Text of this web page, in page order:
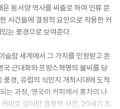
동서양 역사를 씨줄로 하여 인류 문
사건들에 결정적 요인으로 작용한 커
는 풍경으로 보여준다.
슬람 세계에서 그 가치를 인정받고 돈
근대화와 프랑스혁명의 불씨를 당
경, 유럽의 식민지 개척시대에 도적
는 과정, 영국이 커피에서 홍차의 나
피로 갈아탄 결정적 사건, 20세기 초